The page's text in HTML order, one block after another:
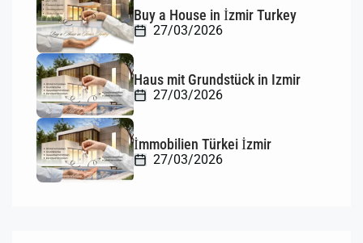
Buy a House in İzmir Turkey
27/03/2026
Haus mit Grundstück in Izmir
27/03/2026
İmmobilien Türkei İzmir
27/03/2026